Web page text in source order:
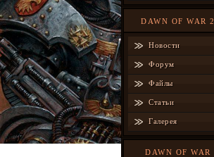
DAWN OF WAR 2
Новости
Форум
Файлы
Статьи
Галерея
DAWN OF WAR